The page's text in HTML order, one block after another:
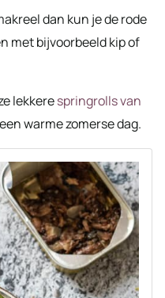
dan kun je de rode
met bijvoorbeeld kip of
lekkerespringrolls van
warme zomerse dag.